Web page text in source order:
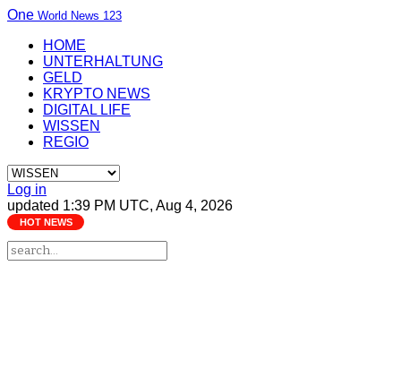
One World News 123
HOME
UNTERHALTUNG
GELD
KRYPTO NEWS
DIGITAL LIFE
WISSEN
REGIO
Log in
updated 1:39 PM UTC, Aug 4, 2026
HOT NEWS